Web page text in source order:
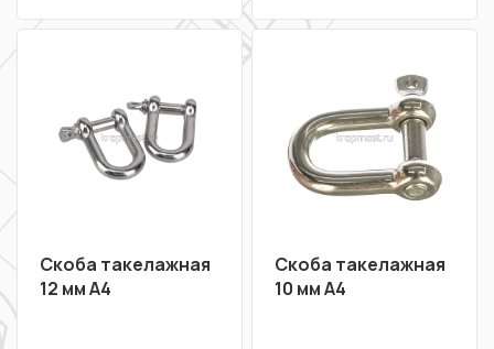
Скоба такелажная
12 мм А4
Скоба такелажная
10 мм А4